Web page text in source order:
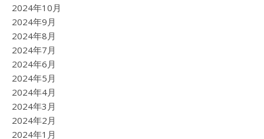
2024年10月
2024年9月
2024年8月
2024年7月
2024年6月
2024年5月
2024年4月
2024年3月
2024年2月
2024年1月